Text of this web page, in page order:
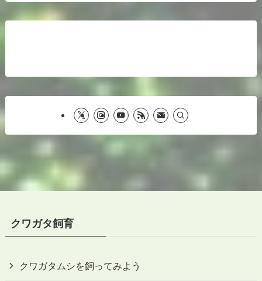
クワガタ飼育
クワガタムシを飼ってみよう